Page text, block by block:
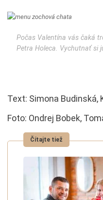
Počas Valentína vás čaká
Petra Holeca. Vychutnať si
Text: Simona Budinská,
Foto: Ondrej Bobek,